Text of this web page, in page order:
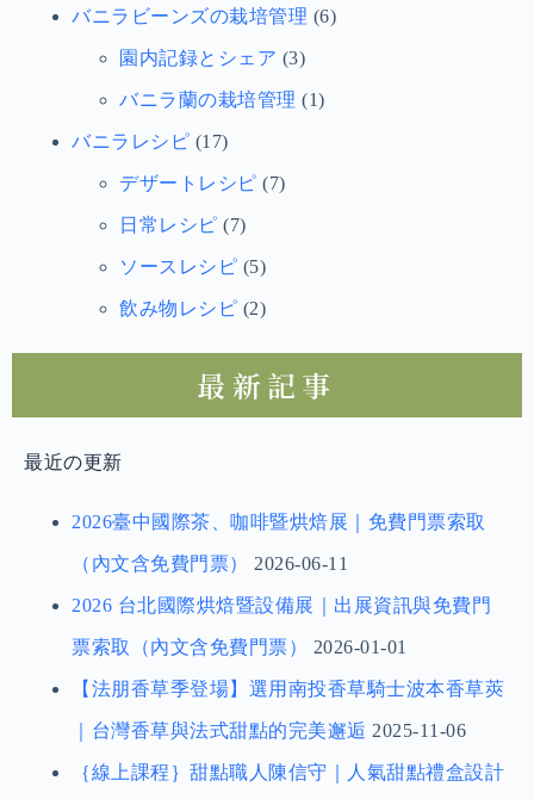
バニラビーンズの栽培管理 (6)
園内記録とシェア (3)
バニラ蘭の栽培管理 (1)
バニラレシピ (17)
デザートレシピ (7)
日常レシピ (7)
ソースレシピ (5)
飲み物レシピ (2)
最新記事
最近の更新
2026臺中國際茶、咖啡暨烘焙展｜免費門票索取
（內文含免費門票） 2026-06-11
2026 台北國際烘焙暨設備展｜出展資訊與免費門
票索取（內文含免費門票） 2026-01-01
【法朋香草季登場】選用南投香草騎士波本香草莢
｜台灣香草與法式甜點的完美邂逅 2025-11-06
｛線上課程｝甜點職人陳信守｜人氣甜點禮盒設計